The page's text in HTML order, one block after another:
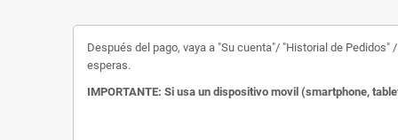
Después del pago, vaya a "Su cuenta"/ "Historial de
esperas.
IMPORTANTE: Si usa un dispositivo movil (smartphone,